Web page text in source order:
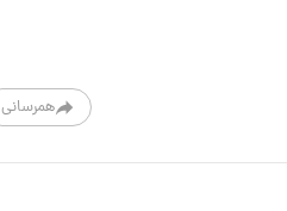
همرسانی